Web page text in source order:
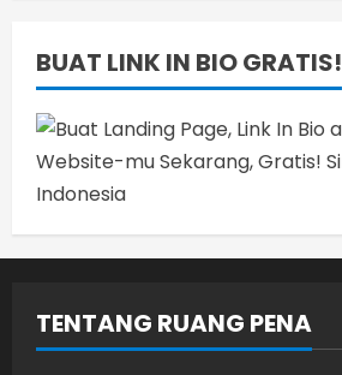
BUAT LINK IN BIO GRATIS!
TENTANG RUANG PENA